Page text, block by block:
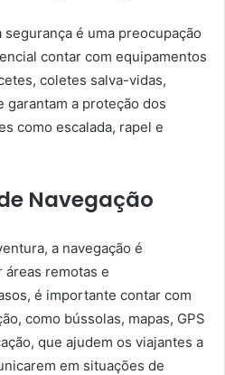
é uma preocupação
contar com equipamentos
coletes salva-vidas,
garantam a proteção dos
como escalada, rapel e
Navegação
a navegação é
áreas remotas e
é importante contar com
como bússolas, mapas, GPS
que ajudem os viajantes a
em situações de